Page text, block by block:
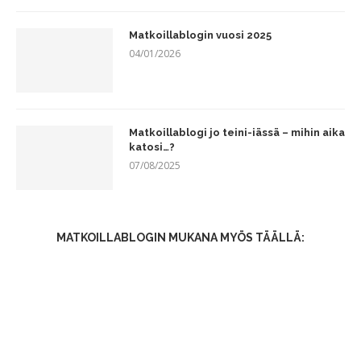
Matkoillablogin vuosi 2025
04/01/2026
Matkoillablogi jo teini-iässä – mihin aika
katosi…?
07/08/2025
MATKOILLABLOGIN MUKANA MYÖS TÄÄLLÄ: